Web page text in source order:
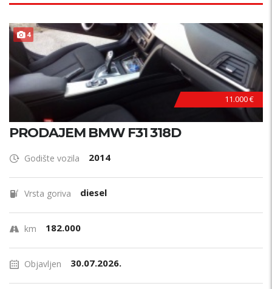
4
11.000 €
PRODAJEM BMW F31 318D
Godište vozila 2014
Vrsta goriva diesel
km 182.000
Objavljen 30.07.2026.